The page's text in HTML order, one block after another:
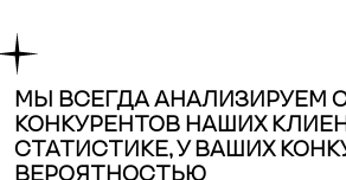
МЫ ВСЕГДА АНАЛИЗИРУЕМ
КОНКУРЕНТОВ НАШИХ
СТАТИСТИКЕ, У ВАШИХ
ВЕРОЯТНОСТЬЮ